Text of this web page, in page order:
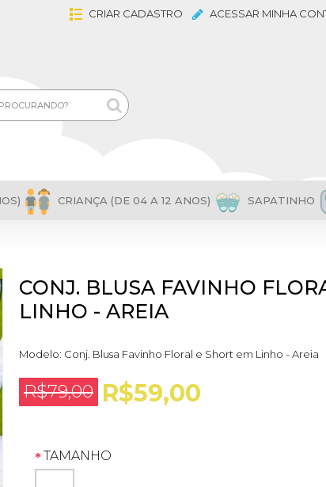
CRIAR CADASTRO ACESSAR MINHA
CRIANÇA (DE 04 A 12 ANOS) SAPATINHO
CONJ. BLUSA FAVINHO
LINHO - AREIA
Modelo: Conj. Blusa Favinho Floral e Short em Linho - Areia
R$79,00 R$59,00
TAMANHO